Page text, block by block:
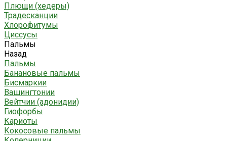
Плющи (хедеры)
Традесканции
Хлорофитумы
Циссусы
Пальмы
Назад
Пальмы
Банановые пальмы
Бисмаркии
Вашингтонии
Вейтчии (адонидии)
Гиофорбы
Кариоты
Кокосовые пальмы